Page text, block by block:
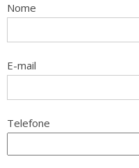
Nome
E-mail
Telefone